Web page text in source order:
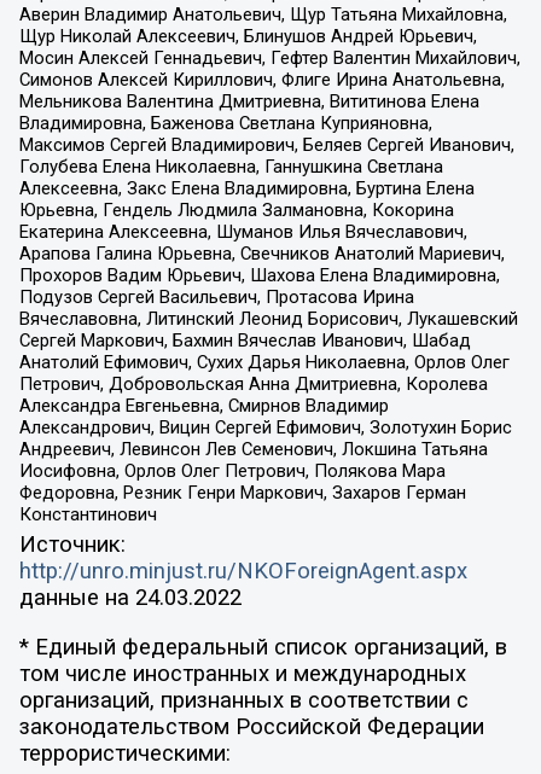
Аверин Владимир Анатольевич, Щур Татьяна Михайловна,
Щур Николай Алексеевич, Блинушов Андрей Юрьевич,
Мосин Алексей Геннадьевич, Гефтер Валентин Михайлович,
Симонов Алексей Кириллович, Флиге Ирина Анатольевна,
Мельникова Валентина Дмитриевна, Вититинова Елена
Владимировна, Баженова Светлана Куприяновна,
Максимов Сергей Владимирович, Беляев Сергей Иванович,
Голубева Елена Николаевна, Ганнушкина Светлана
Алексеевна, Закс Елена Владимировна, Буртина Елена
Юрьевна, Гендель Людмила Залмановна, Кокорина
Екатерина Алексеевна, Шуманов Илья Вячеславович,
Арапова Галина Юрьевна, Свечников Анатолий Мариевич,
Прохоров Вадим Юрьевич, Шахова Елена Владимировна,
Подузов Сергей Васильевич, Протасова Ирина
Вячеславовна, Литинский Леонид Борисович, Лукашевский
Сергей Маркович, Бахмин Вячеслав Иванович, Шабад
Анатолий Ефимович, Сухих Дарья Николаевна, Орлов Олег
Петрович, Добровольская Анна Дмитриевна, Королева
Александра Евгеньевна, Смирнов Владимир
Александрович, Вицин Сергей Ефимович, Золотухин Борис
Андреевич, Левинсон Лев Семенович, Локшина Татьяна
Иосифовна, Орлов Олег Петрович, Полякова Мара
Федоровна, Резник Генри Маркович, Захаров Герман
Константинович
Источник:
http://unro.minjust.ru/NKOForeignAgent.aspx
данные на 24.03.2022
* Единый федеральный список организаций, в
том числе иностранных и международных
организаций, признанных в соответствии с
законодательством Российской Федерации
террористическими: